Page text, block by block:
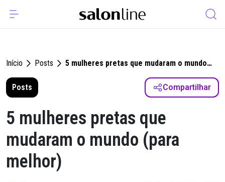
Início Posts
5 mulheres pretas que mudaram o mundo
Posts
Compartilhar
5 mulheres pretas que
mudaram o mundo (para
melhor)